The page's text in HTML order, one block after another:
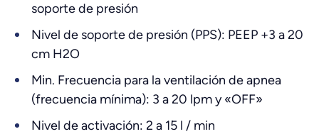
soporte de presión
Nivel de soporte de presión (PPS): PEEP +3 a 20
cm H2O
Min. Frecuencia para la ventilación de apnea
(frecuencia mínima): 3 a 20 lpm y «OFF»
Nivel de activación: 2 a 15 l / min